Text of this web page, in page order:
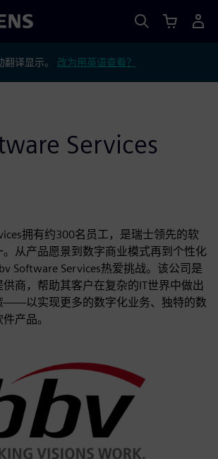
翻译显示。 改为用英语查看？
Services
拥有约300名员工，是瑞士领先的软
从产品愿景到数字商业模式再到个性化
Software Services热爱挑战。该公司是
商，帮助其客户在复杂的IT世界中做出
——以实现更多的数字化业务、独特的数
产品。